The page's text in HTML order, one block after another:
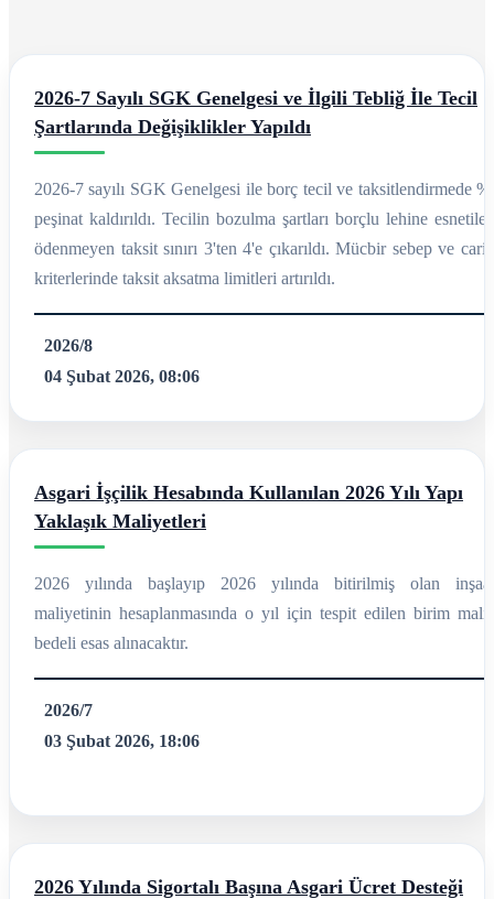
Asım
Hellaç
2026-7 Sayılı SGK Genelgesi ve İlgili Tebliğ İle Tecil
Şartlarında Değişiklikler Yapıldı
2026-7 sayılı SGK Genelgesi ile borç tecil ve taksitlendirmede
peşinat kaldırıldı. Tecilin bozulma şartları borçlu lehine
ödenmeyen taksit sınırı 3'ten 4'e çıkarıldı. Mücbir sebep ve cari
kriterlerinde taksit aksatma limitleri artırıldı.
2026/8
04 Şubat 2026, 08:06
Asgari İşçilik Hesabında Kullanılan 2026 Yılı Yapı
Yaklaşık Maliyetleri
2026 yılında başlayıp 2026 yılında bitirilmiş olan
maliyetinin hesaplanmasında o yıl için tespit edilen birim
bedeli esas alınacaktır.
2026/7
03 Şubat 2026, 18:06
2026 Yılında Sigortalı Başına Asgari Ücret Desteği